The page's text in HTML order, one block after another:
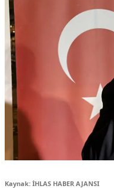
Kaynak: İHLAS HABER AJANSI